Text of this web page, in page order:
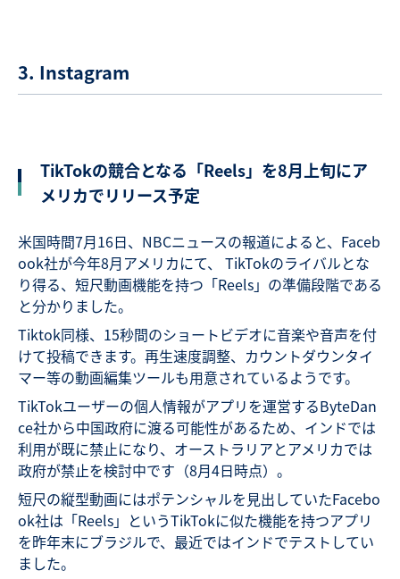
3. Instagram
TikTokの競合となる「Reels」を8月上旬にア
メリカでリリース予定
米国時間7月16日、NBCニュースの報道によると、Faceb
ook社が今年8月アメリカにて、 TikTokのライバルとな
り得る、短尺動画機能を持つ「Reels」の準備段階である
と分かりました。
Tiktok同様、15秒間のショートビデオに音楽や音声を付
けて投稿できます。再生速度調整、カウントダウンタイ
マー等の動画編集ツールも用意されているようです。
TikTokユーザーの個人情報がアプリを運営するByteDan
ce社から中国政府に渡る可能性があるため、インドでは
利用が既に禁止になり、オーストラリアとアメリカでは
政府が禁止を検討中です（8月4日時点）。
短尺の縦型動画にはポテンシャルを見出していたFacebo
ok社は「Reels」というTikTokに似た機能を持つアプリ
を昨年末にブラジルで、最近ではインドでテストしてい
ました。